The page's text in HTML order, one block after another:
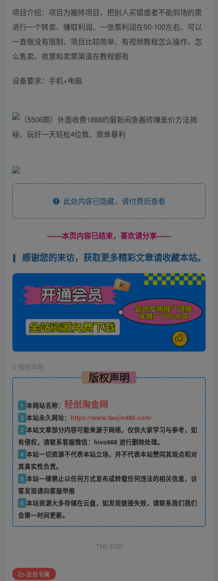
项目介绍：项目为搬砖项目、把别人买错或者不能到场的票
进行一个转卖、赚取利润、一张票利润在50-100左右、可以
一直做没有限制、项目比较简单、有视频教程怎么操作、怎
么售卖、收票和卖票渠道在教程都有
设备要求：手机+电脑
此处内容已隐藏，请付费后查看
------本页内容已结束，喜欢请分享------
感谢您的来访，获取更多精彩文章请收藏本站。
© 版权声明
版权声明
1 本网站名称： 轻创淘金网
2 本站永久网址： https://www.taojin488.com/
3 本站文章部分内容可能来源于网络，仅供大家学习与参考，如
有侵权，请联系客服微信：hivo668 进行删除处理。
4 本站一切资源不代表本站立场，并不代表本站赞同其观点和对
其真实性负责。
5 本站一律禁止以任何方式发布或转载任何违法的相关信息，访
客发现请向客服举报
6 本站资源大多存储在云盘，如发现链接失效，请联系我们我们
会第一时间更新。
THE END
会员专属